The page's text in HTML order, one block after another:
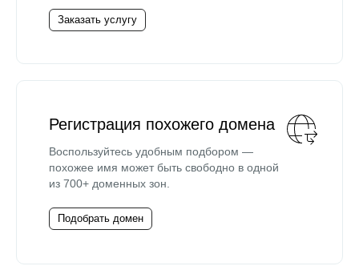
Заказать услугу
Регистрация похожего домена
Воспользуйтесь удобным подбором —
похожее имя может быть свободно в одной
из 700+ доменных зон.
Подобрать домен